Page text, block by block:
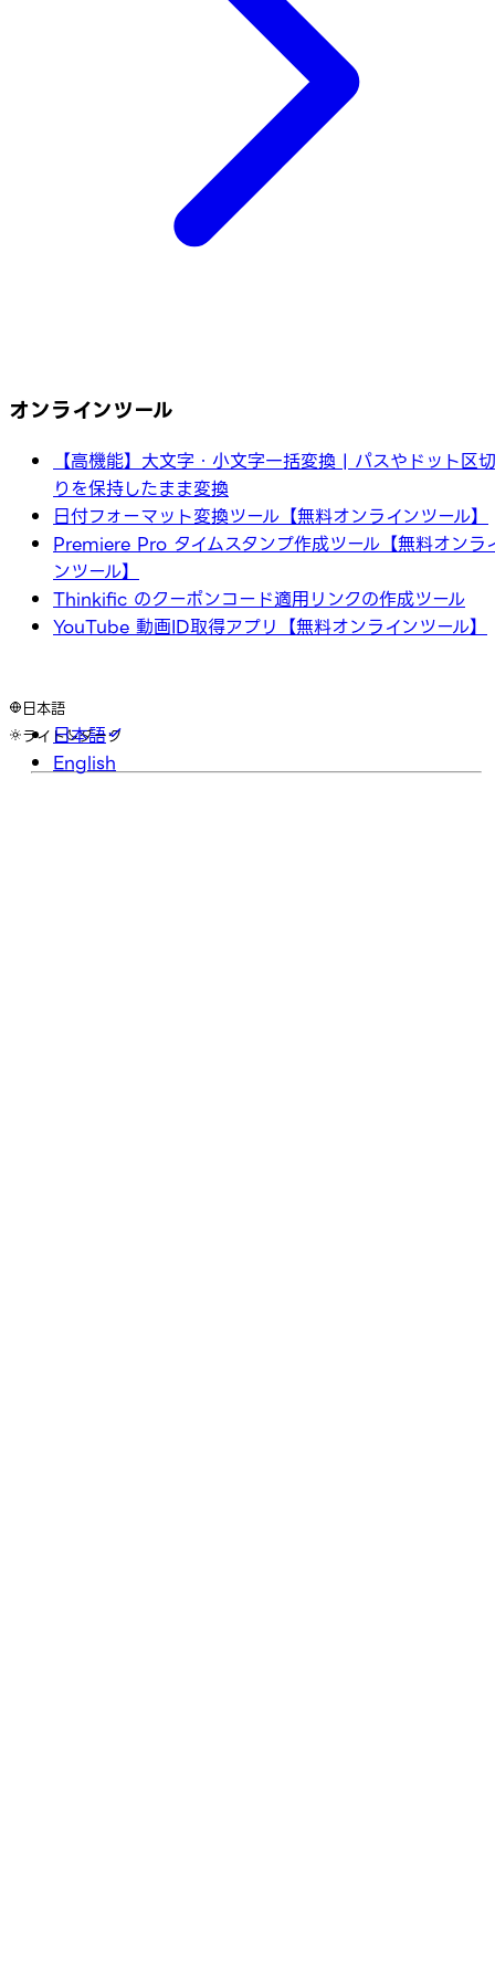
オンラインツール
【高機能】大文字・小文字一括変換 | パスやドット区切
りを保持したまま変換
日付フォーマット変換ツール【無料オンラインツール】
Premiere Pro タイムスタンプ作成ツール【無料オンラ
ンツール】
Thinkific のクーポンコード適用リンクの作成ツール
YouTube 動画ID取得アプリ【無料オンラインツール】
日本語
日本語
English
ライト ダーク